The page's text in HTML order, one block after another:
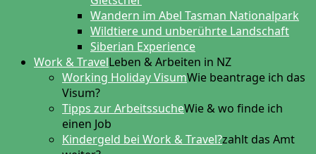
Wandern im Abel Tasman Nationalpark
Wildtiere und unberührte Landschaft
Siberian Experience
Work & TravelLeben & Arbeiten in NZ
Working Holiday VisumWie beantrage ich das
Visum?
Tipps zur ArbeitssucheWie & wo finde ich
einen Job
Kindergeld bei Work & Travel?zahlt das Amt